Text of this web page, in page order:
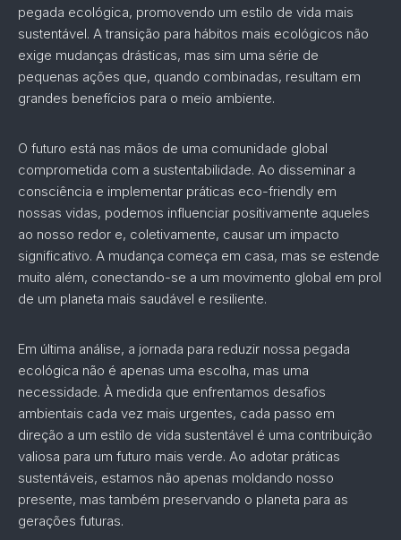
pegada ecológica, promovendo um estilo de vida mais
sustentável. A transição para hábitos mais ecológicos não
exige mudanças drásticas, mas sim uma série de
pequenas ações que, quando combinadas, resultam em
grandes benefícios para o meio ambiente.
O futuro está nas mãos de uma comunidade global
comprometida com a sustentabilidade. Ao disseminar a
consciência e implementar práticas eco-friendly em
nossas vidas, podemos influenciar positivamente aqueles
ao nosso redor e, coletivamente, causar um impacto
significativo. A mudança começa em casa, mas se estende
muito além, conectando-se a um movimento global em prol
de um planeta mais saudável e resiliente.
Em última análise, a jornada para reduzir nossa pegada
ecológica não é apenas uma escolha, mas uma
necessidade. À medida que enfrentamos desafios
ambientais cada vez mais urgentes, cada passo em
direção a um estilo de vida sustentável é uma contribuição
valiosa para um futuro mais verde. Ao adotar práticas
sustentáveis, estamos não apenas moldando nosso
presente, mas também preservando o planeta para as
gerações futuras.